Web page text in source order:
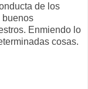
de los
buenos
Enmiendo lo
cosas.